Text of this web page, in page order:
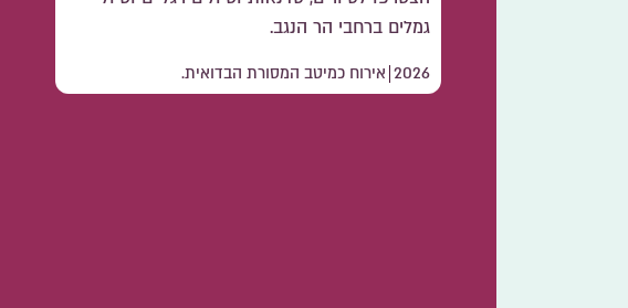
גמלים ברחבי הר הנגב.
2026 אירוח כמיטב המסורת הבדואית.